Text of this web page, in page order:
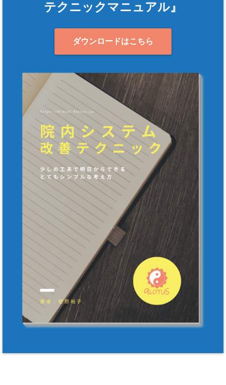
テクニックマニュアル』
ダウンロードはこちら